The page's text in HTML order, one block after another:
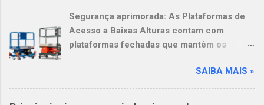
Segurança aprimorada: As Plataformas de
Acesso a Baixas Alturas contam com
plataformas fechadas que mantêm os
produtividade: Os operadores podem se
sentir mais à vontade e serem mais
produtivos, graças à amplitude de
SAIBA MAIS »